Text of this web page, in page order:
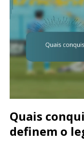
Quais
definem o